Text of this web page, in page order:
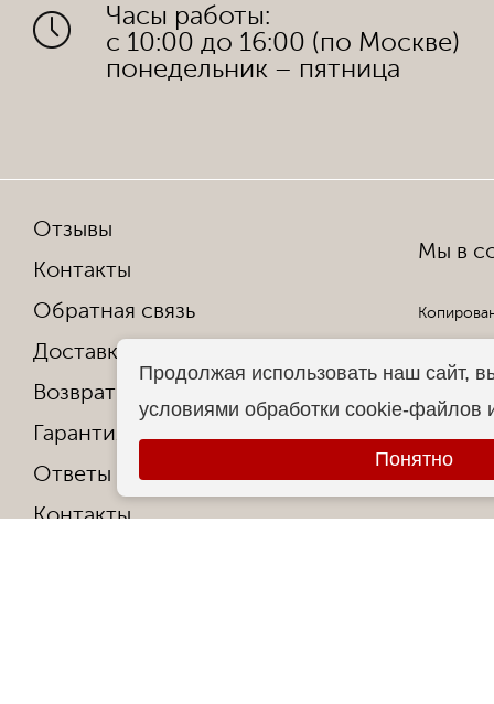
Часы работы:
с 10:00 до 16:00 (по Москве)
понедельник – пятница
Отзывы
Контакты
Обратная связь
Доставка и оплата
Возврат и обмен
Гарантия от производителя
Ответы на частые вопросы
Контакты
Мы в
Продолжая использовать наш сайт,
условиями обработки cookie-файлов
Понятно